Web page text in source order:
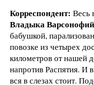
Корреспондент: Весь
Владыка
бабушкой,
повозке из четырех
километров от нашей
напротив Распятия. И
вся в слезах стоит.